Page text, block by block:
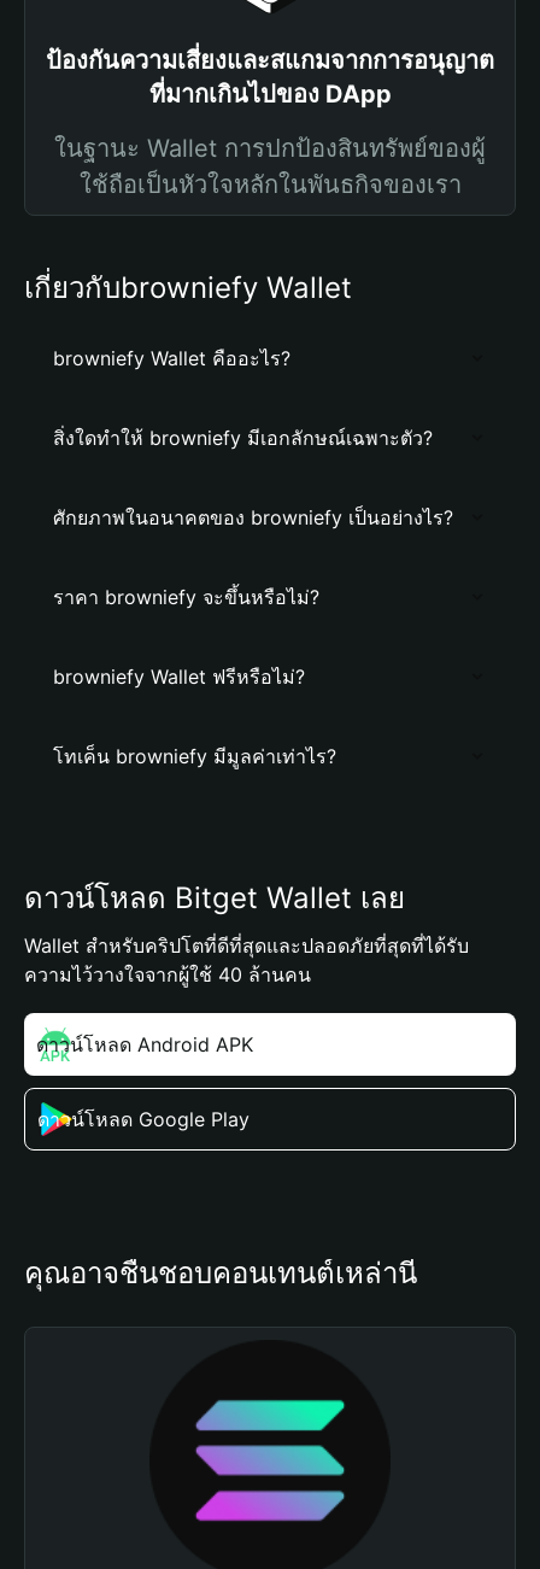
ป้องกันความเสี่ยงและสแกมจากการอนุญาต
ที่มากเกินไปของ DApp
ในฐานะ Wallet การปกป้องสินทรัพย์ของผู้
ใช้ถือเป็นหัวใจหลักในพันธกิจของเรา
เกี่ยวกับbrowniefy Wallet
browniefy Wallet คืออะไร?
สิ่งใดทำให้ browniefy มีเอกลักษณ์เฉพาะตัว?
ศักยภาพในอนาคตของ browniefy เป็นอย่างไร?
ราคา browniefy จะขึ้นหรือไม่?
browniefy Wallet ฟรีหรือไม่?
โทเค็น browniefy มีมูลค่าเท่าไร?
ดาวน์โหลด Bitget Wallet เลย
Wallet สำหรับคริปโตที่ดีที่สุดและปลอดภัยที่สุดที่ได้รับ
ความไว้วางใจจากผู้ใช้ 40 ล้านคน
ดาวน์โหลด Android APK
ดาวน์โหลด Google Play
คุณอาจชื่นชอบคอนเทนต์เหล่านี้